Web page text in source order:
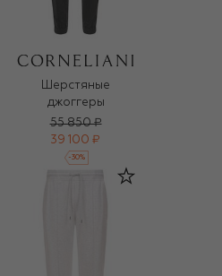
Шерстяные
джоггеры
55 850 ₽
39 100 ₽
-30%